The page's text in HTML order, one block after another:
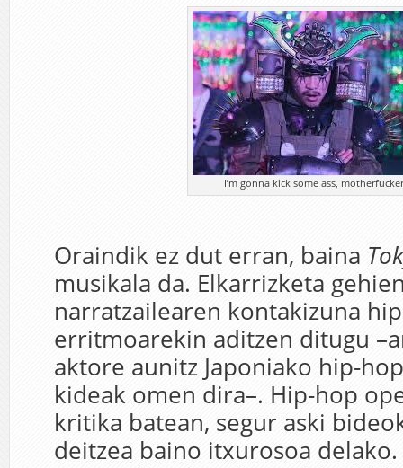
I’m gonna kick some ass,
Oraindik ez dut erran, baina
musikala da. Elkarrizketa
narratzailearen kontakizuna
erritmoarekin aditzen ditugu
aktore aunitz Japoniako hip-
kideak omen dira–. Hip-hop
kritika batean, segur aski
deitzea baino itxurosoa